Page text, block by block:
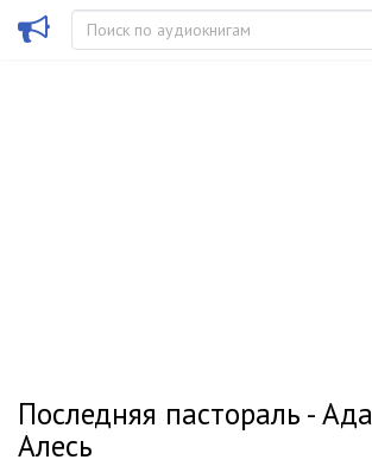
Последняя пастораль -
Алесь